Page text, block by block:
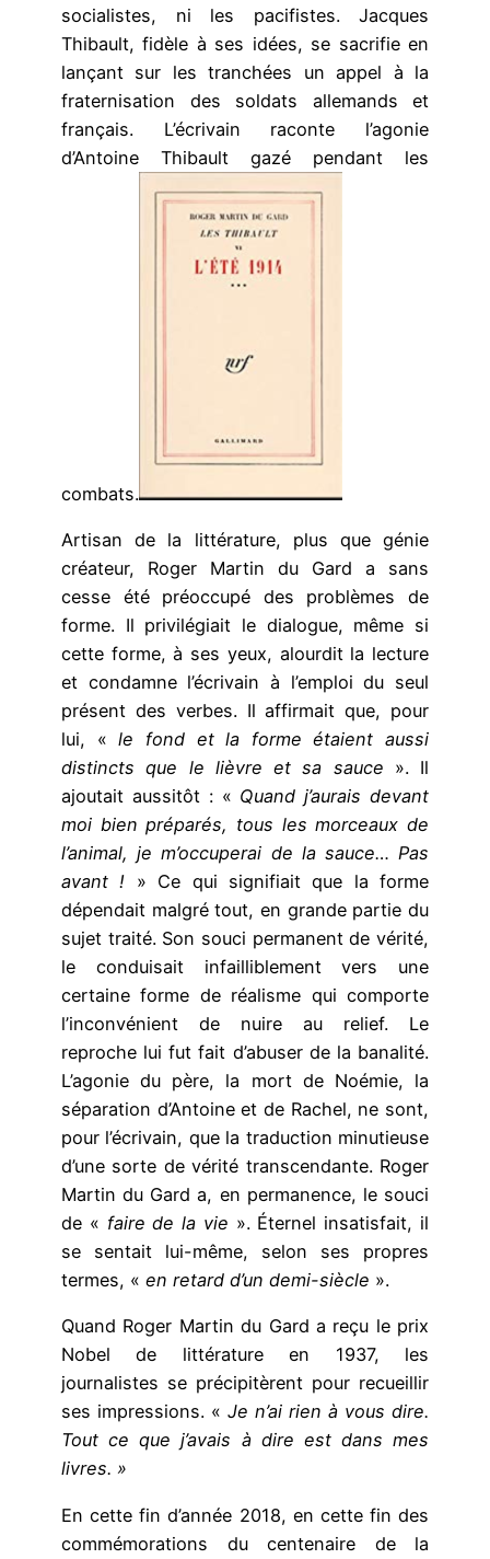
socialistes, ni les pacifistes. Jacques
Thibault, fidèle à ses idées, se sacrifie en
lançant sur les tranchées un appel à la
fraternisation des soldats allemands et
français. L’écrivain raconte l’agonie
d’Antoine Thibault gazé pendant les
combats.
Artisan de la littérature, plus que génie
créateur, Roger Martin du Gard a sans
cesse été préoccupé des problèmes de
forme. Il privilégiait le dialogue, même si
cette forme, à ses yeux, alourdit la lecture
et condamne l’écrivain à l’emploi du seul
présent des verbes. Il affirmait que, pour
lui, «le fond et la forme étaient aussi
distincts que le lièvre et sa sauce ». Il
ajoutait aussitôt : « Quand j’aurais devant
moi bien préparés, tous les morceaux de
l’animal, je m’occuperai de la sauce… Pas
avant ! » Ce qui signifiait que la forme
dépendait malgré tout, en grande partie du
sujet traité. Son souci permanent de vérité,
le conduisait infailliblement vers une
certaine forme de réalisme qui comporte
l’inconvénient de nuire au relief. Le
reproche lui fut fait d’abuser de la banalité.
L’agonie du père, la mort de Noémie, la
séparation d’Antoine et de Rachel, ne sont,
pour l’écrivain, que la traduction minutieuse
d’une sorte de vérité transcendante. Roger
Martin du Gard a, en permanence, le souci
de « faire de la vie ». Éternel insatisfait, il
se sentait lui-même, selon ses propres
termes, « en retard d’un demi-siècle ».
Quand Roger Martin du Gard a reçu le prix
Nobel de littérature en 1937, les
journalistes se précipitèrent pour recueillir
ses impressions. « Je n’ai rien à vous dire.
Tout ce que j’avais à dire est dans mes
livres. »
En cette fin d’année 2018, en cette fin des
commémorations du centenaire de la